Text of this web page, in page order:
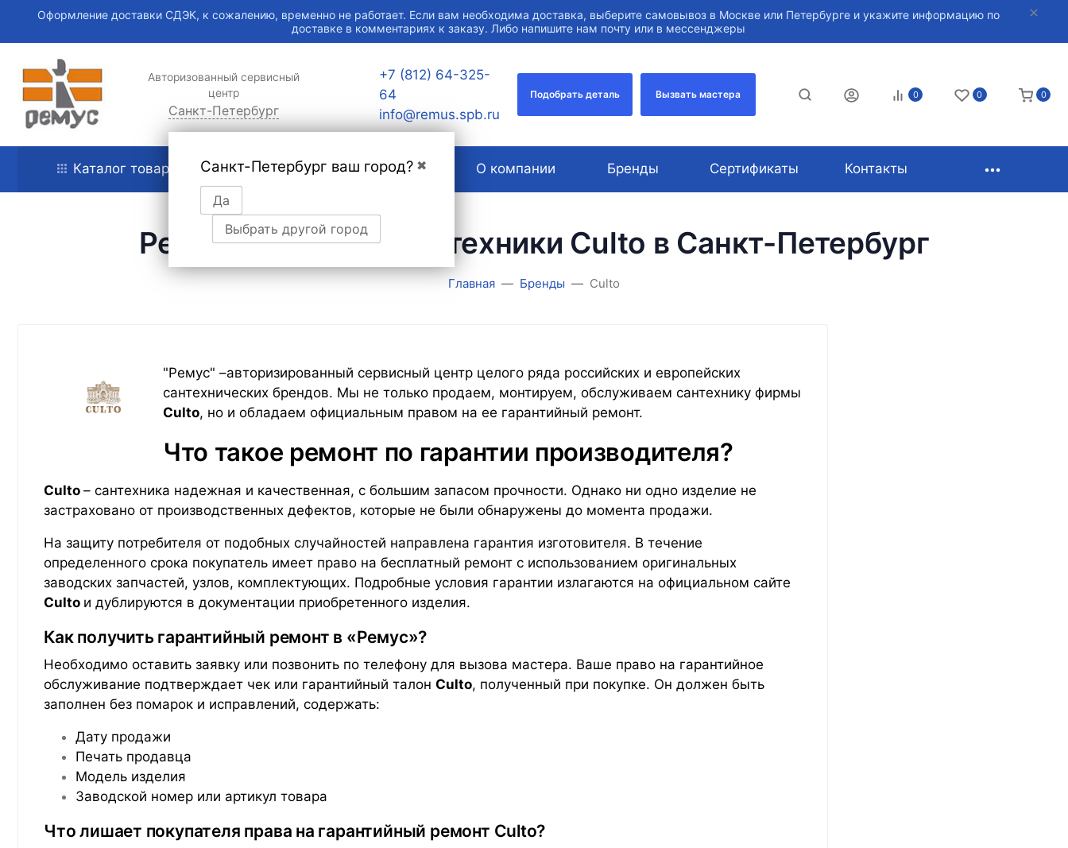
Оформление доставки СДЭК, к сожалению, временно не работает. Если вам необходима доставка, выберите самовывоз в Москве или Петербурге и укажите информацию по
доставке в комментариях к заказу. Либо напишите нам почту или в мессенджеры
Авторизованный сервисный
центр
Санкт-Петербург
✖
Санкт-Петербург ваш город?
Да
Выбрать другой город
+7 (812) 64-325-
64
info@remus.spb.ru
Подобрать деталь Вызвать мастера 0 0 0
Каталог товаров Главная Услуги О компании Бренды Сертификаты Контакты
Ремонт и монтаж сантехники Culto в Санкт-Петербург
Главная Бренды Culto
"Ремус" –авторизированный сервисный центр целого ряда российских и европейских
сантехнических брендов. Мы не только продаем, монтируем, обслуживаем сантехнику фирмы
Culto, но и обладаем официальным правом на ее гарантийный ремонт.
Что такое ремонт по гарантии производителя?
Culto – сантехника надежная и качественная, с большим запасом прочности. Однако ни одно изделие не
застраховано от производственных дефектов, которые не были обнаружены до момента продажи.
На защиту потребителя от подобных случайностей направлена гарантия изготовителя. В течение
определенного срока покупатель имеет право на бесплатный ремонт с использованием оригинальных
заводских запчастей, узлов, комплектующих. Подробные условия гарантии излагаются на официальном сайте
Culto и дублируются в документации приобретенного изделия.
Как получить гарантийный ремонт в «Ремус»?
Необходимо оставить заявку или позвонить по телефону для вызова мастера. Ваше право на гарантийное
обслуживание подтверждает чек или гарантийный талон Culto, полученный при покупке. Он должен быть
заполнен без помарок и исправлений, содержать:
Дату продажи
Печать продавца
Модель изделия
Заводской номер или артикул товара
Что лишает покупателя права на гарантийный ремонт Culto?